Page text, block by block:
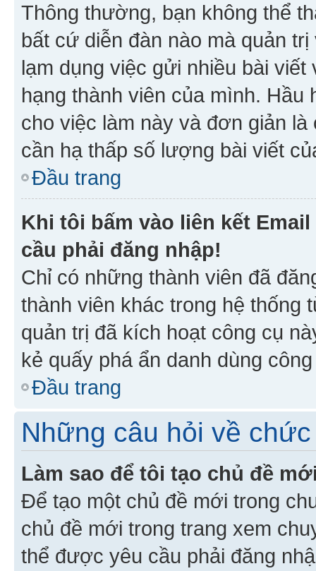
Thông thường, bạn không thể
bất cứ diễn đàn nào mà quản
lạm dụng việc gửi nhiều bài
hạng thành viên của mình. Hầu
cho việc làm này và đơn giản
cần hạ thấp số lượng bài viết
Đầu trang
Khi tôi bấm vào liên kết
cầu phải đăng nhập!
Chỉ có những thành viên đã
thành viên khác trong hệ thống
quản trị đã kích hoạt công cụ
kẻ quấy phá ẩn danh dùng
Đầu trang
Những câu hỏi về
Làm sao để tôi tạo chủ đề
Để tạo một chủ đề mới trong
chủ đề mới trong trang xem
thể được yêu cầu phải đăng